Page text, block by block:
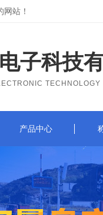
站！
子科技
TECHNOLOGY
产品中心